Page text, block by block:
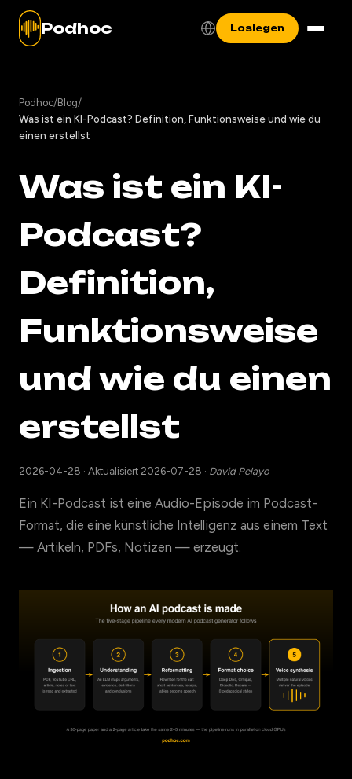
Podhoc Loslegen
Podhoc/Blog/
Was ist ein KI-Podcast? Definition, Funktionsweise und wie du
einen erstellst
Was ist ein KI-
Podcast?
Definition,
Funktionsweise
und wie du einen
erstellst
2026-04-28 · Aktualisiert 2026-07-28 · David Pelayo
Ein KI-Podcast ist eine Audio-Episode im Podcast-
Format, die eine künstliche Intelligenz aus einem Text
— Artikeln, PDFs, Notizen — erzeugt.